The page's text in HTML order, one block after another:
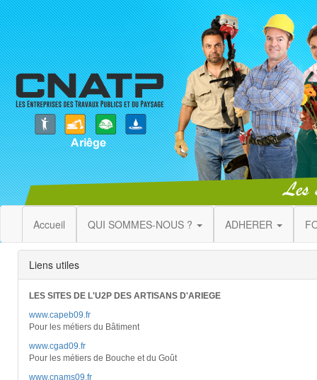
Accueil QUI SOMMES-NOUS ? ADHERER
Liens utiles
LES SITES DE L'U2P DES ARTISANS D'ARIEGE
www.capeb09.fr
Pour les métiers du Bâtiment
www.cgad09.fr
Pour les métiers de Bouche et du Goût
www.cnams09.fr